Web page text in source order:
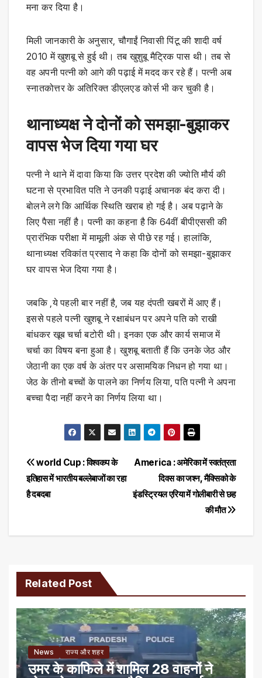
मना कर दिया है।
मिली जानकारी के अनुसार, चौगाईं निवासी पिंटू की शादी वर्ष
2010 में खुशबू से हुई थी। तब खुशुबू मैट्रिक पास थी। तब से
वह अपनी पत्नी को आगे की पढ़ाई में मदद कर रहे हैं। पत्नी अब
स्नातकोत्तर के अतिरिक्त डीएलएड कोर्स भी कर चुकी है।
थानाध्यक्ष ने दोनों को समझा-बुझाकर
वापस भेज दिया गया घर
पत्नी ने थाने में दावा किया कि उत्तर प्रदेश की ज्योति मौर्य की
घटना से प्रभावित पति ने उनकी पढ़ाई अचानक बंद करा दी।
बाेलने लगे कि आर्थिक स्थिति खराब हो गई है। अब पढ़ाने के
लिए पैसा नहीं है। पत्नी का कहना है कि 64वीं बीपीएससी की
प्रारंभिक परीक्षा में मामूली अंक से पीछे रह गई। हालांकि,
थानाध्यक्ष रविकांत प्रसाद ने कहा कि दोनों को समझा-बुझाकर
घर वापस भेज दिया गया है।
जबकि ,ये पहली बार नहीं है, जब यह दंपती खबरों में आए हैं।
इससे पहले पत्नी खुशबू ने रक्षाबंधन पर अपने पति को राखी
बांधकर खूब चर्चा बटोरी थी। इनका एक और कार्य समाज में
चर्चा का विषय बना हुआ है। खुशबू बताती हैं कि उनके जेठ और
जेठानी का एक वर्ष के अंतर पर असामयिक निधन हो गया था।
जेठ के तीनो बच्चों के पालने का निर्णय लिया, पति पत्नी ने अपना
बच्चा पैदा नहीं करने का निर्णय लिया था।
Post
navigation
America : अमेरिका में स्वतंत्रता
दिवस का जश्न, मैक्सिको के
इंडस्ट्रियल एरिया में गोलीबारी से छह
की मौत
world Cup : विश्वकप के
इतिहास में भारतीय बल्‍लेबाजों का रहा
है दबदबा
Related Post
News राज्य और शहर
उमर के काफिले में शामिल 28 वाहनों ने